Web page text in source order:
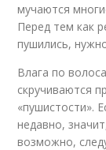
мучаются
Перед тем как
пушились,
Влага по
скручиваются
«пушистости».
недавно,
возможно,